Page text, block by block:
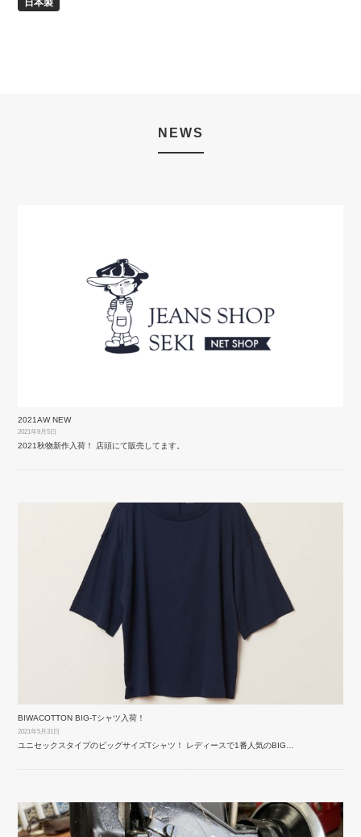
日本製
NEWS
2021AW NEW
2021年9月5日
2021秋物新作入荷！ 店頭にて販売してます。
BIWACOTTON BIG-Tシャツ入荷！
2021年5月31日
ユニセックスタイプのビッグサイズTシャツ！ レディースで1番人気のBIG…